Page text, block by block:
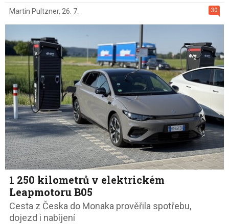
30
Martin Pultzner, 26. 7.
1 250 kilometrů v elektrickém
Leapmotoru B05
Cesta z Česka do Monaka prověřila spotřebu,
dojezd i nabíjení